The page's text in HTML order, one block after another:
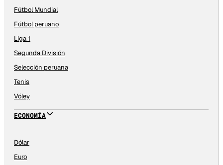
Fútbol Mundial
Fútbol peruano
Liga 1
Segunda División
Selección peruana
Tenis
Vóley
ECONOMÍA
Dólar
Euro